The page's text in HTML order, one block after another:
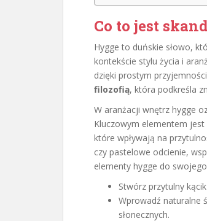
Co to jest
Hygge to duńskie słowo,
kontekście stylu życia i
dzięki prostym
filozofią, która podkreśla
W aranżacji wnętrz hygge
Kluczowym elementem jest
które wpływają na
czy pastelowe odcienie,
elementy hygge do
Stwórz przytulny
Wprowadź naturalne
słonecznych.